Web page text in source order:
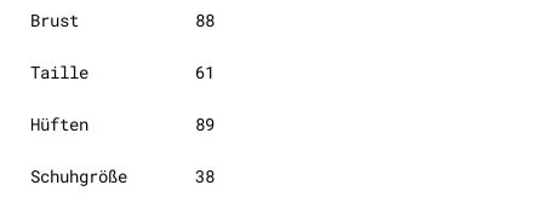
Brust 88
Taille 61
Hüften 89
Schuhgröße 38